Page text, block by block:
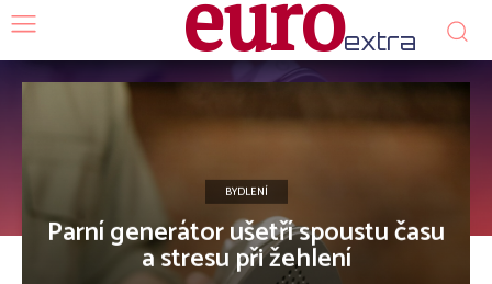
extra
BYDLENÍ
Parní generátor ušetří spoustu času
a stresu při žehlení